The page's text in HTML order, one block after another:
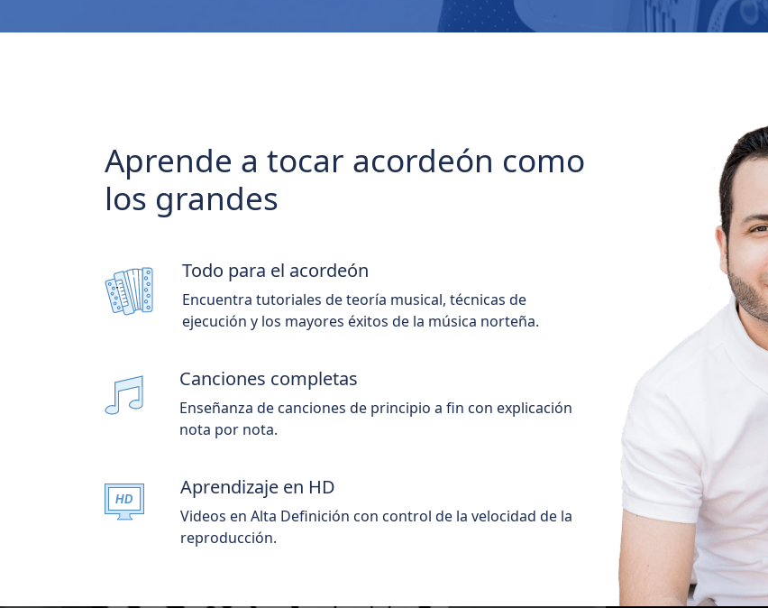
Aprende a tocar acordeón como
los grandes
Todo para el acordeón
Encuentra tutoriales de teoría musical, técnicas de
ejecución y los mayores éxitos de la música norteña.
Canciones completas
Enseñanza de canciones de principio a fin con explicación
nota por nota.
Aprendizaje en HD
Videos en Alta Definición con control de la velocidad de la
reproducción.